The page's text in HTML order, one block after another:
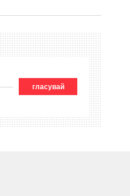
гласувай